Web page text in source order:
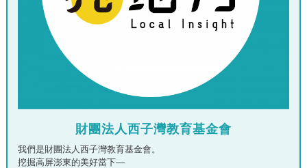
財團法人西子灣教育基金會
我們是財團法人西子灣教育基金會。
挖掘高屏澎東的美好當下—